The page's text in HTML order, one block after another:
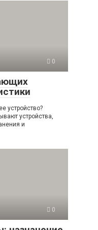
0
устройство?
устройства,
и
0